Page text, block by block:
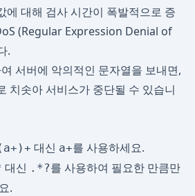
에 대해 검사 시간이 폭발적으로 증
(Regular Expression Denial of
.
서버에 악의적인 문자열을 보내면,
치솟아 서비스가 중단될 수 있습니
대신 a+를 사용하세요.
대신 .*?를 사용하여 필요한 만큼만
.